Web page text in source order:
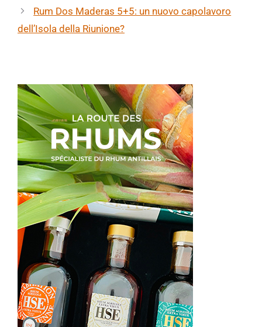
Rum Dos Maderas 5+5: un nuovo capolavoro
dell’Isola della Riunione?